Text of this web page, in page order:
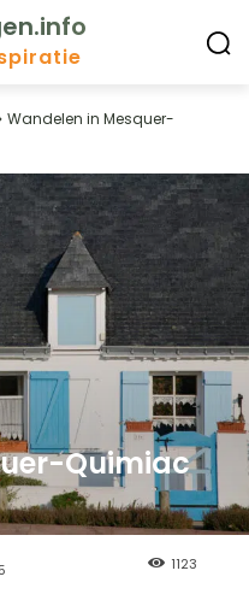
Wandelen in Mesquer-
Quimiac
1123